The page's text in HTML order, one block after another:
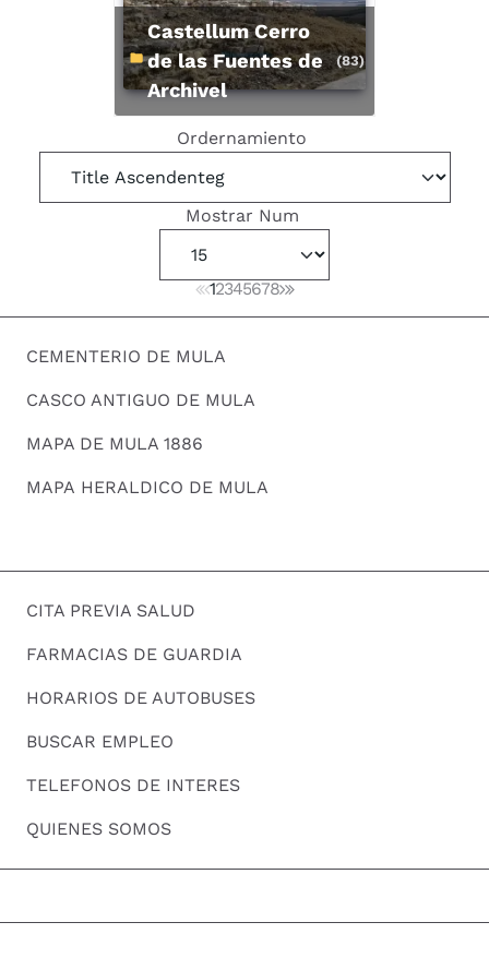
Castellum Cerro
de las Fuentes de
Archivel
(83)
Ordernamiento
Mostrar Num
12345678
CEMENTERIO DE MULA
CASCO ANTIGUO DE MULA
MAPA DE MULA 1886
MAPA HERALDICO DE MULA
CITA PREVIA SALUD
FARMACIAS DE GUARDIA
HORARIOS DE AUTOBUSES
BUSCAR EMPLEO
TELEFONOS DE INTERES
QUIENES SOMOS